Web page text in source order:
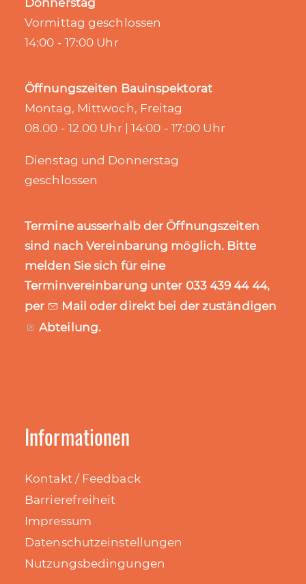
Donnerstag
Vormittag geschlossen
14:00 - 17:00 Uhr
Öffnungszeiten Bauinspektorat
Montag, Mittwoch, Freitag
08.00 - 12.00 Uhr | 14:00 - 17:00 Uhr
Dienstag und Donnerstag
geschlossen
Termine ausserhalb der Öffnungszeiten
sind nach Vereinbarung möglich. Bitte
melden Sie sich für eine
Terminvereinbarung unter 033 439 44 44,
per
Mail oder direkt bei der zuständigen
Abteilung.
Informationen
Kontakt / Feedback
Barrierefreiheit
Impressum
Datenschutzeinstellungen
Nutzungsbedingungen